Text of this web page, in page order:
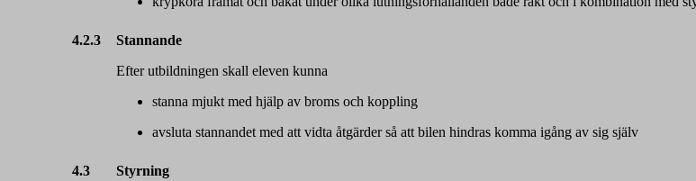
4.2.3
Stannande
Efter utbildningen skall eleven kunna
stanna mjukt med hjälp av broms och koppling
avsluta stannandet med att vidta åtgärder så att bilen hindras komma igång av sig själv
4.3 Styrning